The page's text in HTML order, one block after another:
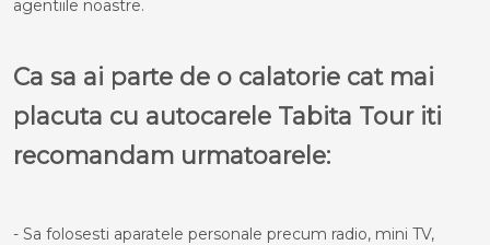
agentiile noastre.
Ca sa ai parte de o calatorie cat mai
placuta cu autocarele Tabita Tour iti
recomandam urmatoarele:
- Sa folosesti aparatele personale precum radio, mini TV,